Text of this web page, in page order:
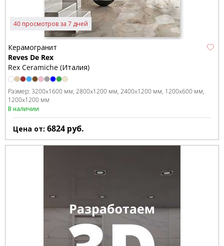
40 просмотров за 7 дней
Керамогранит
Reves De Rex
Rex Ceramiche (Италия)
Размер: 3200x1600 мм 2800x1200 мм 2400x1200 мм 1200x600 мм
1200x1200 мм
В наличии
Цена от: 6824 руб.